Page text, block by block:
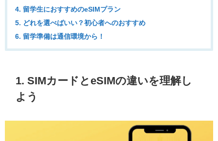
4. 留学生におすすめのeSIMプラン
5. どれを選べばいい？初心者へのおすすめ
6. 留学準備は通信環境から！
1. SIMカードとeSIMの違いを理解し
よう